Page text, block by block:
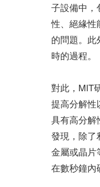
子設備中，
性、絕緣性
的問題。此
時的過程。
對此，MIT
提高分解性
具有高分解
發現，除了
金屬或晶片
在數秒鐘內